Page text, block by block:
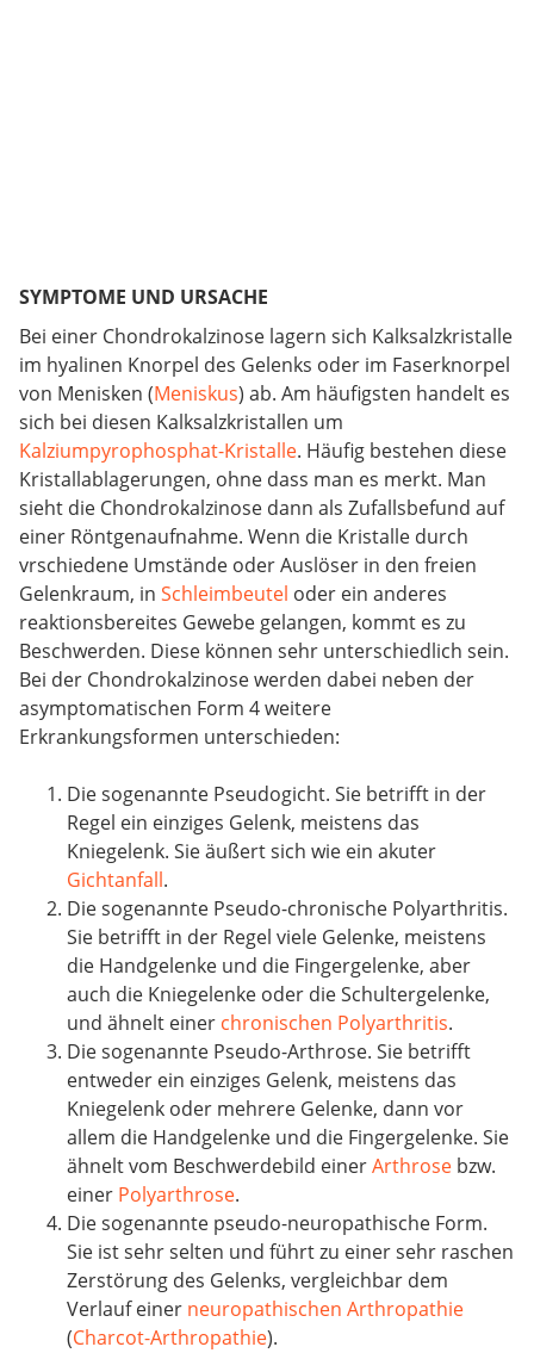
SYMPTOME UND URSACHE
Bei einer Chondrokalzinose lagern sich Kalksalzkristalle
im hyalinen Knorpel des Gelenks oder im Faserknorpel
von Menisken (Meniskus) ab. Am häufigsten handelt es
sich bei diesen Kalksalzkristallen um
Kalziumpyrophosphat-Kristalle. Häufig bestehen diese
Kristallablagerungen, ohne dass man es merkt. Man
sieht die Chondrokalzinose dann als Zufallsbefund auf
einer Röntgenaufnahme. Wenn die Kristalle durch
vrschiedene Umstände oder Auslöser in den freien
Gelenkraum, in Schleimbeutel oder ein anderes
reaktionsbereites Gewebe gelangen, kommt es zu
Beschwerden. Diese können sehr unterschiedlich sein.
Bei der Chondrokalzinose werden dabei neben der
asymptomatischen Form 4 weitere
Erkrankungsformen unterschieden:
Die sogenannte Pseudogicht. Sie betrifft in der
Regel ein einziges Gelenk, meistens das
Kniegelenk. Sie äußert sich wie ein akuter
Gichtanfall.
Die sogenannte Pseudo-chronische Polyarthritis.
Sie betrifft in der Regel viele Gelenke, meistens
die Handgelenke und die Fingergelenke, aber
auch die Kniegelenke oder die Schultergelenke,
und ähnelt einer chronischen Polyarthritis.
Die sogenannte Pseudo-Arthrose. Sie betrifft
entweder ein einziges Gelenk, meistens das
Kniegelenk oder mehrere Gelenke, dann vor
allem die Handgelenke und die Fingergelenke. Sie
ähnelt vom Beschwerdebild einerArthrose bzw.
einer Polyarthrose.
Die sogenannte pseudo-neuropathische Form.
Sie ist sehr selten und führt zu einer sehr raschen
Zerstörung des Gelenks, vergleichbar dem
Verlauf einer neuropathischen Arthropathie
(Charcot-Arthropathie).